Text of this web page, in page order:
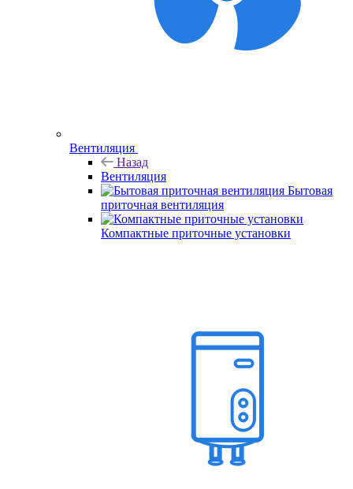
Вентиляция
Назад
Вентиляция
Бытовая
приточная вентиляция
Компактные приточные установки